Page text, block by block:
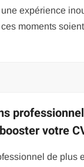
expérience
moments
votre
de plus